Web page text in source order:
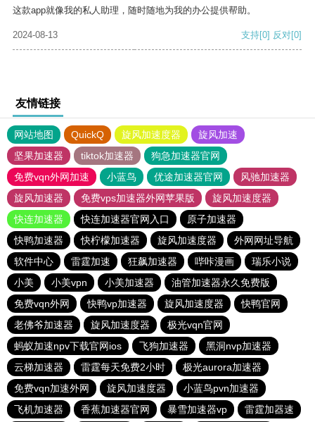
这款app就像我的私人助理，随时随地为我的办公提供帮助。
2024-08-13 支持[0] 反对[0]
友情链接
网站地图 QuickQ 旋风加速度器
旋风加速
坚果加速器
tiktok加速器
狗急加速器官网
免费vqn外网加速
小蓝鸟 优途加速器官网
风驰加速器
旋风加速器
免费vps加速器外网苹果版
旋风加速度器
快连加速器
快连加速器官网入口
原子加速器
快鸭加速器
快柠檬加速器 旋风加速度器
外网网址导航
软件中心
雷霆加速 狂飙加速器 哔咔漫画
瑞乐小说
小美
小美vpn 小美加速器
油管加速器永久免费版
免费vqn外网
快鸭vp加速器 旋风加速度器
快鸭官网
老佛爷加速器
旋风加速度器
极光vqn官网
蚂蚁加速npv下载官网ios
飞狗加速器
黑洞nvp加速器
云梯加速器
雷霆每天免费2小时
极光aurora加速器
免费vqn加速外网
旋风加速度器
小蓝鸟pvn加速器
飞机加速器
香蕉加速器官网 暴雪加速器vp 雷霆加器速